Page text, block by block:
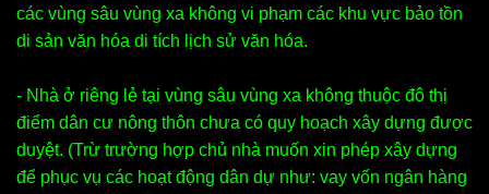
các vùng sâu vùng xa không vi phạm các khu vực bảo tồn
di sản văn hóa di tích lịch sử văn hóa.
- Nhà ở riêng lẻ tại vùng sâu vùng xa không thuộc đô thị
điểm dân cư nông thôn chưa có quy hoạch xây dựng được
duyệt. (Trừ trường hợp chủ nhà muốn xin phép xây dựng
để phục vụ các hoạt động dân dự như: vay vốn ngân hàng